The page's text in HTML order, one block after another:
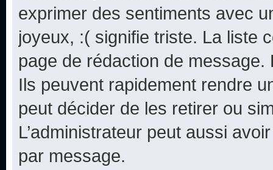
exprimer des sentiments avec
joyeux, :( signifie triste. La liste
page de rédaction de
Ils peuvent rapidement rendre
peut décider de les retirer ou
L’administrateur peut aussi
par message.